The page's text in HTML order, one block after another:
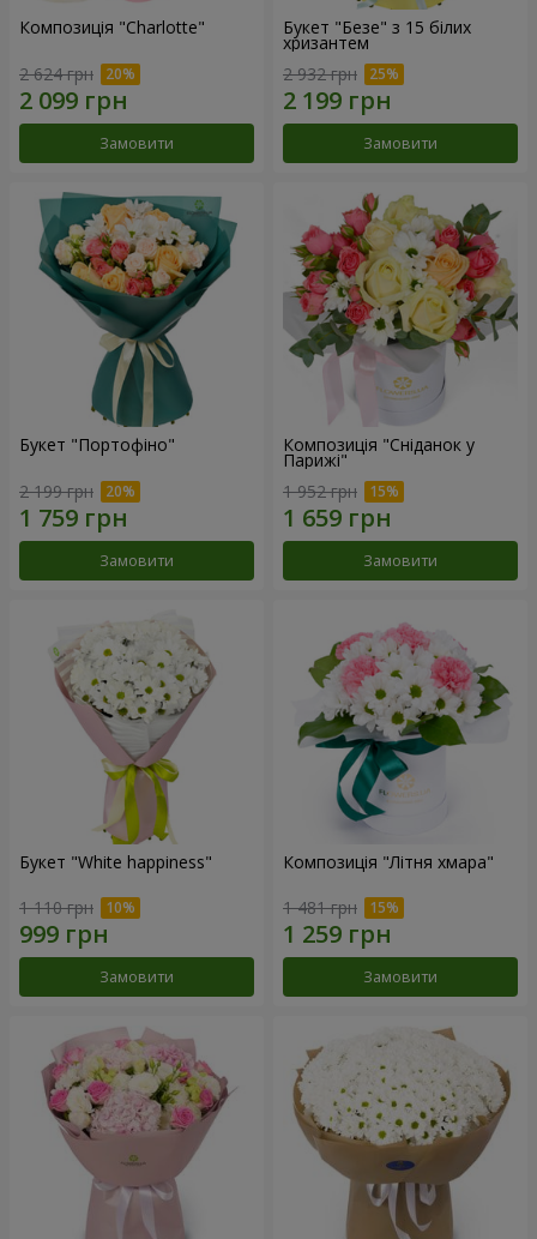
Композиція "Charlotte"
2 624 грн
Замовити
Букет "Безе" з 15 білих
хризантем
2 932 грн
Замовити
Букет "Портофіно"
2 199 грн
Замовити
Композиція "Сніданок у
Парижі"
1 952 грн
Замовити
Букет "White happiness"
1 110 грн
Замовити
Композиція "Літня хмара"
1 481 грн
Замовити